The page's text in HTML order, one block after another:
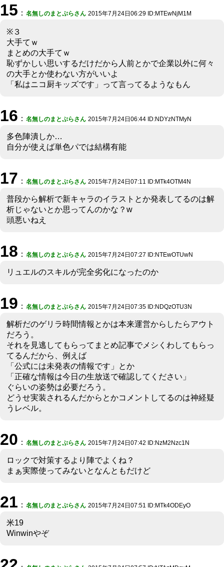
15 ： 名無しのまとぷらさん 2015年7月24日06:29 ID:MTEwNjM1M
※３
大手てｗ
まとめの大手てｗ
恥ずかしい思いするだけだから人前とかで企業以外に何々
の大手とか使わない方がいいよ
「私はニコ厨キッズです」って言ってるようなもん
16 ： 名無しのまとぷらさん 2015年7月24日06:44 ID:NDYzNTMyN
多色陣潰しか…
自分が使えば単色パでは結構有能
17 ： 名無しのまとぷらさん 2015年7月24日07:11 ID:MTk4OTM4N
普段から解析で新キャラのイラストとか発表してるのは解
析じゃないとか思ってんのかな？w
頭悪いねえ
18 ： 名無しのまとぷらさん 2015年7月24日07:27 ID:NTEwOTUwN
リュエルのスキルが完全劣化になったのか
19 ： 名無しのまとぷらさん 2015年7月24日07:35 ID:NDQzOTU3N
解析だのゲリラ時間情報とかは本来運営からしたらアウト
だろう。
それを見逃してもらってまとめ記事でメシくわしてもらっ
てるんだから、例えば
「公式には未発表の情報です」とか
「正確な情報は今日の生放送で確認してください」
ぐらいの姿勢は必要だろう。
どうせ実装されるんだからとかコメントしてるのは神経疑
うレベル。
20 ： 名無しのまとぷらさん 2015年7月24日07:42 ID:NzM2Nzc1N
ロックで対策するより陣でよくね？
まぁ実際使ってみないとなんともだけど
21 ： 名無しのまとぷらさん 2015年7月24日07:51 ID:MTk4ODEyO
米19
Winwinやぞ